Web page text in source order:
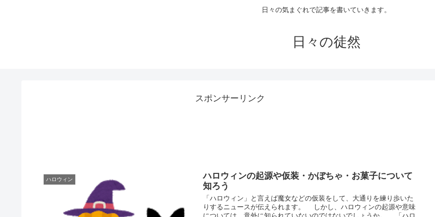
日々の気まぐれで記事を書いていきます。
日々の徒然
スポンサーリンク
ハロウィン
ハロウィンの起源や仮装・かぼちゃ・お菓子について
知ろう
「ハロウィン」と言えば魔女などの仮装をして、大通りを練り歩いた
りするニュースが伝えられます。 しかし、ハロウィンの起源や意味